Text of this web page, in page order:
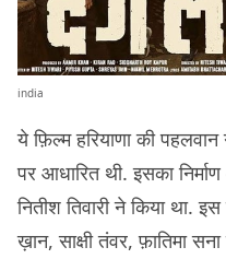
india
ये फ़िल्म हरियाणा की पहलवान
पर आधारित थी. इसका
नितीश तिवारी ने किया था.
ख़ान, साक्षी तंवर, फ़ातिमा